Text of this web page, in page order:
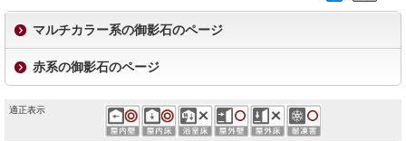
マルチカラー系の御影石のページ
赤系の御影石のページ
適正表示